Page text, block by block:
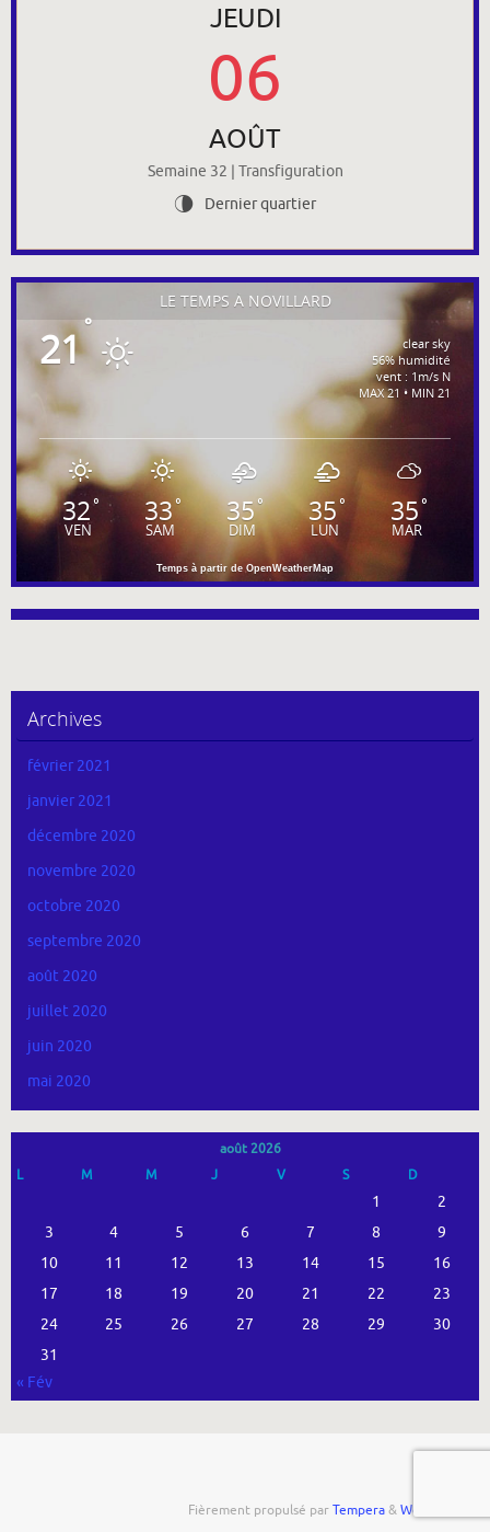
JEUDI
06
AOÛT
Semaine 32 | Transfiguration
U Dernier quartier
LE TEMPS À NOVILLARD
21°
clear sky
56% humidité
vent : 1m/s N
MAX 21 • MIN 21
32°
VEN
33°
SAM
35°
DIM
35°
LUN
35°
MAR
Temps à partir de OpenWeatherMap
Archives
février 2021
janvier 2021
décembre 2020
novembre 2020
octobre 2020
septembre 2020
août 2020
juillet 2020
juin 2020
mai 2020
août 2026
L
M M J V S D
1
2
3
4 5 6 7 8
9
10
11 12 13 14 15
16
17
18 19 20 21 22
23
24
25 26 27 28 29
30
31
« Fév
Fièrement propulsé parTempera&WordPress.